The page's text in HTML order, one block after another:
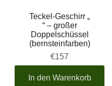
Teckel-Geschirr „
“ – großer
Doppelschüssel
(bernsteinfarben)
€157
In den Warenkorb